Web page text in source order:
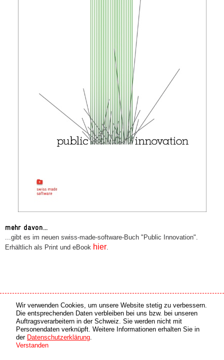
mehr davon...
...gibt es im neuen swiss-made-software-Buch "Public Innovation".
Erhältlich als Print und eBook hier
Medien Partner
copyright © 2026 by swiss made software gmbh, Switzerland - all rights reserved.
Online Partner
Wir verwenden Cookies, um unsere Website stetig zu verbessern.
Die entsprechenden Daten verbleiben bei uns bzw. bei unseren
Auftragsverarbeitern in der Schweiz. Sie werden nicht mit
Personendaten verknüpft. Weitere Informationen erhalten Sie in
der Datenschutzerklärung.
Verstanden